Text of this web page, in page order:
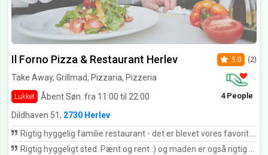
Il Forno Pizza & Restaurant Herlev
Take Away, Grillmad, Pizzaria, Pizzeria
Lukket Åbent Søn. fra 11:00 til 22:00
5.0 (2)
4 People
Dildhaven 51, 2730 Herlev
Rigtig hyggelig familie restaurant - det er blevet vores favorit sted i Herlev ???? Super betjening, dejlig mad for enhver smag og fornuftig pris ????
Rigtig hyggeligt sted. Pænt og rent :) og maden er også rigtig god. Det er ikke sidste gang jeg kommer i hvert fald.